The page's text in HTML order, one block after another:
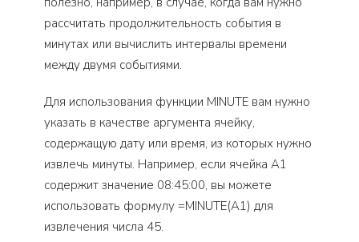
рассчитать продолжительность события в
минутах или вычислить интервалы времени
между двумя событиями.
Для использования функции MINUTE вам нужно
указать в качестве аргумента ячейку,
содержащую дату или время, из которых нужно
извлечь минуты. Например, если ячейка А1
содержит значение 08:45:00, вы можете
использовать формулу =MINUTE(A1) для
извлечения числа 45.